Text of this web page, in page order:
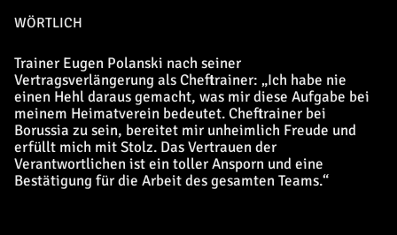
WÖRTLICH
Trainer Eugen Polanski nach seiner
Vertragsverlängerung als Cheftrainer: „Ich habe nie
einen Hehl daraus gemacht, was mir diese Aufgabe bei
meinem Heimatverein bedeutet. Cheftrainer bei
Borussia zu sein, bereitet mir unheimlich Freude und
erfüllt mich mit Stolz. Das Vertrauen der
Verantwortlichen ist ein toller Ansporn und eine
Bestätigung für die Arbeit des gesamten Teams.“